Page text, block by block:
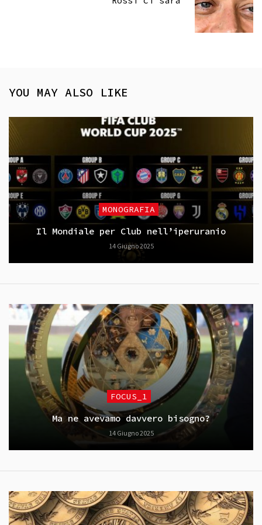
YOU MAY ALSO LIKE
MONOGRAFIA
Il Mondiale per Club nell’iperuranio
14 Giugno 2025
FOCUS_1
Ma ne avevamo davvero bisogno?
14 Giugno 2025